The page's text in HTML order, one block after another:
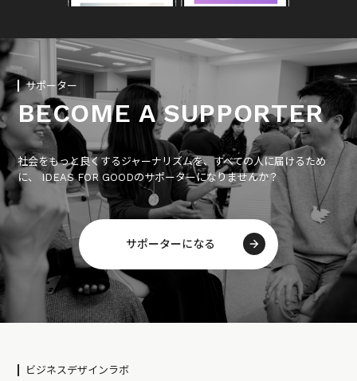
サポーター
BECOME A SUPPORTER
社会をもっと良くするジャーナリズムを、すべての人に届けるため
に、 IDEAS FOR GOODのサポーターになりませんか？
サポーターになる
ビジネスデザインラボ